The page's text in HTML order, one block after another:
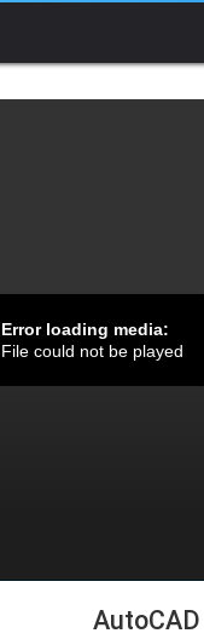
Error loading media:
File could not be played